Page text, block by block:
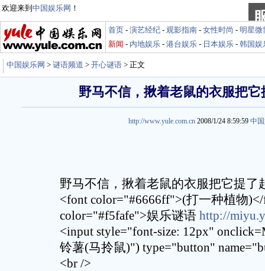
欢迎来到 中国娱乐网 ！
首页 - 演艺经纪 - 观影指南 - 女性时尚 - 明星微
新闻 - 内地娱乐 - 港台娱乐 - 日本娱乐 - 韩国娱
中国娱乐网 > 谜语频道 > 开心谜语 > 正文
野马不信，揪着老鼠的衣服把它
http://www.yule.com.cn 2008/1/24 8:59:59 中
野马不信，揪着老鼠的衣服把它提了
<font color="#6666ff">(打一种植物
color="#f5fafe">娱乐谜语 http://
<input style="font-size: 12px"
铃薯(马拎鼠)") type="button"
<br />